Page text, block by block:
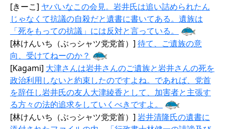
[きーこ] ヤバいなこの会見。岩井氏は追い詰められたん
じゃなくて抗議の自殺だと遺書に書いてある。遺族は
「死をもっての抗議」には反対と言っている。
[林けんいち（ぶっシャツ党党首）] 待て、ご遺族の意
向、受けてねーのか？
[Kagami] 大津さんは岩井さんのご遺族と岩井さんの死を
政治利用しないと約束したのですよね。であれば、党首
を辞任し岩井氏の友人大津綾香として、加害者と主張す
る方々の法的追求をしていくべきですよ。
[林けんいち（ぶっシャツ党党首）] 岩井清隆氏の遺書に